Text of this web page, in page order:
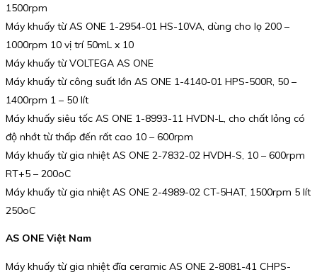
1500rpm
Máy khuấy từ AS ONE 1-2954-01 HS-10VA, dùng cho lọ 200 –
1000rpm 10 vị trí 50mL x 10
Máy khuấy từ VOLTEGA AS ONE
Máy khuấy từ công suất lớn AS ONE 1-4140-01 HPS-500R, 50 –
1400rpm 1 – 50 lít
Máy khuấy siêu tốc AS ONE 1-8993-11 HVDN-L, cho chất lỏng có
độ nhớt từ thấp đến rất cao 10 – 600rpm
Máy khuấy từ gia nhiệt AS ONE 2-7832-02 HVDH-S, 10 – 600rpm
RT+5 – 200oC
Máy khuấy từ gia nhiệt AS ONE 2-4989-02 CT-5HAT, 1500rpm 5 lít
250oC
AS ONE Việt Nam
Máy khuấy từ gia nhiệt đĩa ceramic AS ONE 2-8081-41 CHPS-